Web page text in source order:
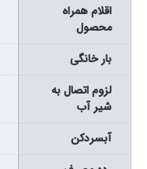
اقلام همراه
محصول
بار خانگی
لزوم اتصال به
شیر آب
آبسردکن